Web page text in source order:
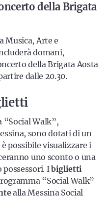
della Brigata
Musica, Arte e
domani,
della Brigata Aosta
dalle 20.30.
Walk”,
sono dotati di un
possibile visualizzare i
uno sconto o una
possessori. Ibiglietti
“Social Walk”
alla Messina Social